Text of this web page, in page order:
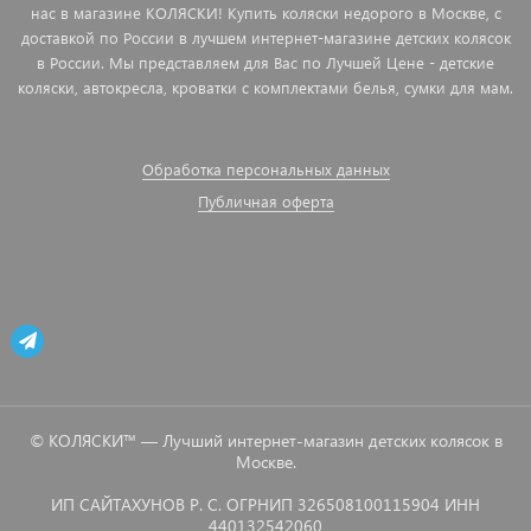
нас в магазине КОЛЯСКИ! Купить коляски недорого в Москве, с
доставкой по России в лучшем интернет-магазине детских колясок
в России. Мы представляем для Вас по Лучшей Цене - детские
коляски, автокресла, кроватки с комплектами белья, сумки для мам.
Обработка персональных данных
Публичная оферта
© КОЛЯСКИ™ — Лучший интернет-магазин детских колясок в
Москве.
ИП САЙТАХУНОВ Р. С. ОГРНИП 326508100115904 ИНН
440132542060